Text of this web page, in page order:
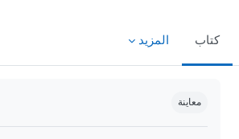
كتاب المزيد
معاينة